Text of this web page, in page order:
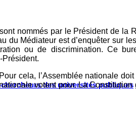
des universités publiques
nommés par le Président de la
Médiateur est d’enquêter sur
ou de discrimination. Ce
cela, l’Assemblée nationale
votent pour. La